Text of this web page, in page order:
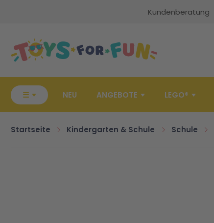
Kundenberatung
☰ NEU ANGEBOTE LEGO®
Startseite Kindergarten & Schule Schule